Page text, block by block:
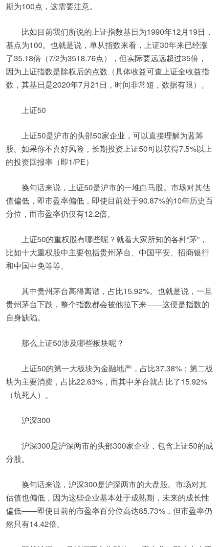
期为100点，这需要注意。
比如目前我们所说的上证指数基日为1990年12月19日，
基点为100。也就是说，单从指数来看，上证30年来已经涨
了35.18倍（7/2为3518.76点），但实际要远远超过35倍，
因为上证指数是除权后的点数（具体收益可查上证全收益指
数，其基日是2020年7月21日，时间非常短，数据有限）。
上证50
上证50是沪市的头部50家企业，可以直接理解为蓝筹
股。如果你不喜好风险，长期投资上证50可以获得7.5%以上
的投资回报率（即1/PE）
换句话来说，上证50是沪市的一堆白马股。市场对其估
值偏低，即市盈率偏低，即使目前处于90.87%的10年历史百
分位，而市盈率仍仅有12.2倍。
上证50的重权股有哪些呢？就着大家所知的各种“茅”，
比如十大重权股中主要包括贵州茅台、中国平安、招商银行
和中国中免等等。
其中贵州茅台高得离谱，占比15.92%。也就是说，一旦
贵州茅台下跌，整个指数都会被他拉下来——这便是指数的
自身缺陷。
那么上证50涉及哪些板块呢？
上证50的第一大板块为金融地产，占比37.38%；第二板
块为主要消费，占比22.63%，而其中茅台就占比了15.92%
（坑死人）。
沪深300
沪深300是沪深两市的头部300家企业，包含上证50的成
分股。
换句话来说，沪深300是沪深两市的大盘股。市场对其
估值也偏低，因为这些企业基本处于成熟期，未来的成长性
偏低——即使目前的市盈率百分位高达85.73%，但市盈率仍
然只有14.42倍。